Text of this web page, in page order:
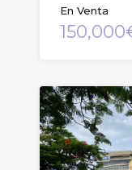
En Venta